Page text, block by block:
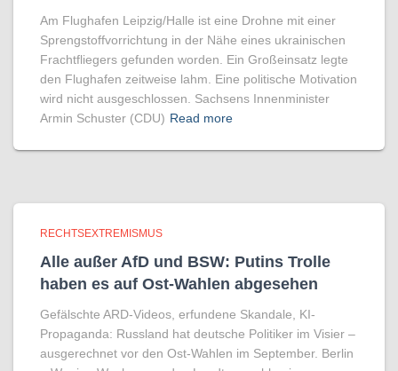
Am Flughafen Leipzig/Halle ist eine Drohne mit einer
Sprengstoffvorrichtung in der Nähe eines ukrainischen
Frachtfliegers gefunden worden. Ein Großeinsatz legte
den Flughafen zeitweise lahm. Eine politische Motivation
wird nicht ausgeschlossen. Sachsens Innenminister
Armin Schuster (CDU) Read more
RECHTSEXTREMISMUS
Alle außer AfD und BSW: Putins Trolle
haben es auf Ost-Wahlen abgesehen
Gefälschte ARD-Videos, erfundene Skandale, KI-
Propaganda: Russland hat deutsche Politiker im Visier –
ausgerechnet vor den Ost-Wahlen im September. Berlin